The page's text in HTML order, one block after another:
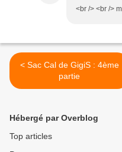
<br /> <br />
< Sac Cal de GigiS : 4ème
partie
Hébergé par Overblog
Top articles